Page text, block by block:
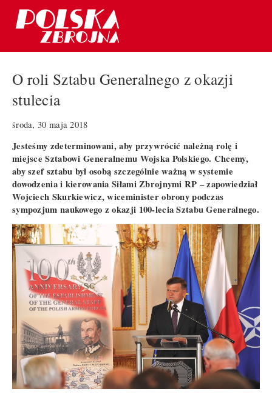
O roli Sztabu Generalnego z okazji
stulecia
środa, 30 maja 2018
Jesteśmy zdeterminowani, aby przywrócić należną rolę i
miejsce Sztabowi Generalnemu Wojska Polskiego. Chcemy,
aby szef sztabu był osobą szczególnie ważną w systemie
dowodzenia i kierowania Siłami Zbrojnymi RP – zapowiedział
Wojciech Skurkiewicz, wiceminister obrony podczas
sympozjum naukowego z okazji 100-lecia Sztabu Generalnego.